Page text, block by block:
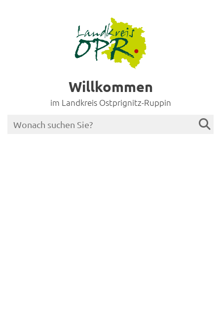
Willkommen
im Landkreis Ostprignitz-Ruppin